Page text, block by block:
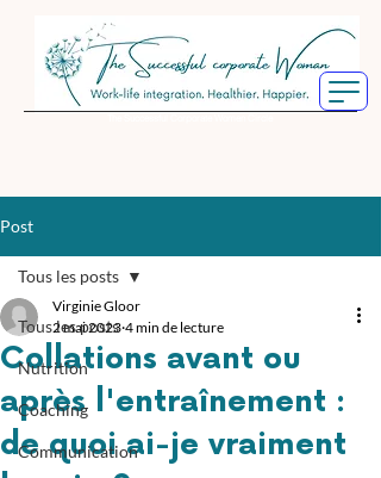
Post
Tous les posts
Nutrition
Coaching
Communication
Tous les posts
Collations avant ou
après l'entraînement :
de quoi ai-je vraiment
Virginie Gloor
2 mai 2023 4 min de lecture